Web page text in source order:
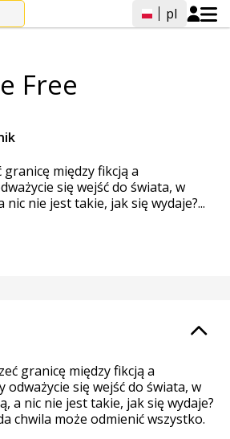
pl
Free
między fikcją a
się wejść do świata, w
nie jest takie, jak się wydaje?...
granicę między fikcją a
odważycie się wejść do świata, w
a nic nie jest takie, jak się wydaje?
chwila może odmienić wszystko.